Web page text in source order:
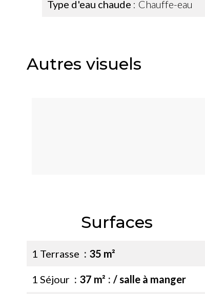
Type d'eau chaude Chauffe-eau
Autres visuels
Surfaces
1 Terrasse 35 m²
1 Séjour 37 m² / salle à manger